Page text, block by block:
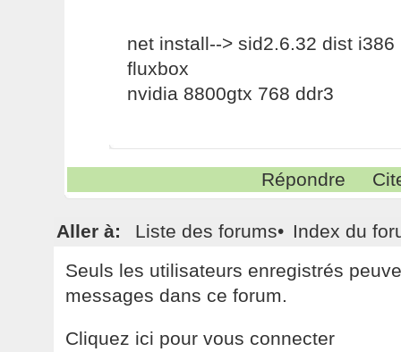
net install--> sid2.6.32 dist i386
fluxbox
nvidia 8800gtx 768 ddr3
Répondre
Aller à: Liste des forums• Index du
Seuls les utilisateurs enregistrés
messages dans ce forum.
Cliquez ici pour vous connecter